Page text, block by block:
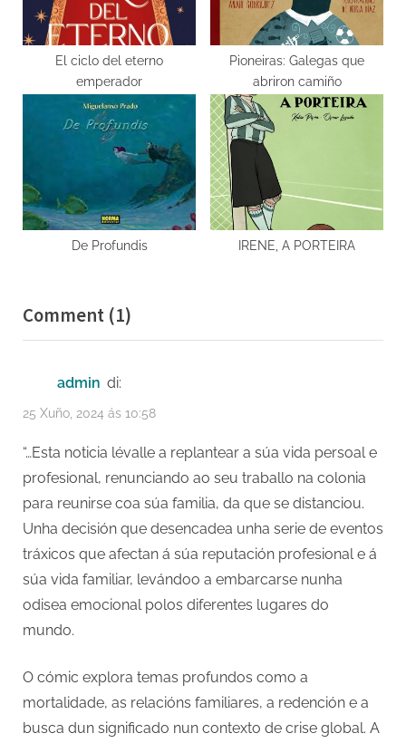
El ciclo del eterno
emperador
Pioneiras: Galegas que
abriron camiño
De Profundis IRENE, A PORTEIRA
Comment (1)
“O
admin di:
25 Xuño, 2024 ás 10:58
“…Esta noticia lévalle a replantear a súa vida persoal e
profesional, renunciando ao seu traballo na colonia
para reunirse coa súa familia, da que se distanciou.
Unha decisión que desencadea unha serie de eventos
tráxicos que afectan á súa reputación profesional e á
súa vida familiar, levándoo a embarcarse nunha
odisea emocional polos diferentes lugares do
mundo.
O cómic explora temas profundos como a
mortalidade, as relacións familiares, a redención e a
busca dun significado nun contexto de crise global. A